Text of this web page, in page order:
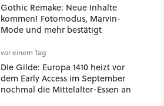
Gothic Remake: Neue Inhalte
kommen! Fotomodus, Marvin-
Mode und mehr bestätigt
vor einem Tag
Die Gilde: Europa 1410 heizt vor
dem Early Access im September
nochmal die Mittelalter-Essen an